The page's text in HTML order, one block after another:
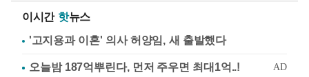
이시간 핫뉴스
'고지용과 이혼' 의사 허양임, 새 출발했다